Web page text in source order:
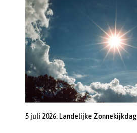
5 juli 2026: Landelijke Zonnekijkdag